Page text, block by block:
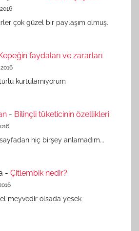
çok güzel bir paylaşım olmuş.
faydaları ve zararları
kurtulamıyorum
- Bilinçli tüketicinin özellikleri
hiç birşey anlamadım...
- Çitlembik nedir?
meyvedir olsada yesek